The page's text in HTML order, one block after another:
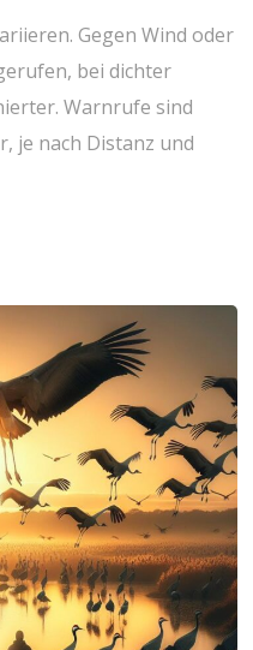
Gegen Wind oder
bei dichter
⁤Warnrufe sind
je nach Distanz und